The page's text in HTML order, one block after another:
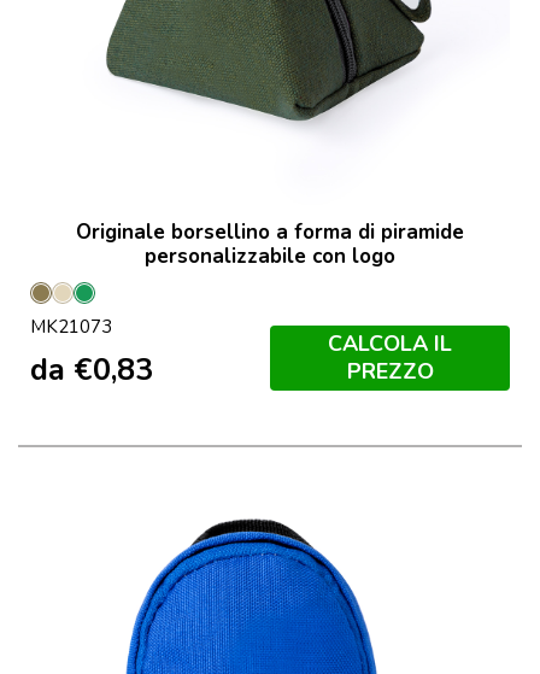
Originale borsellino a forma di piramide
personalizzabile con logo
KakiNaturale
Verde
MK21073
da €0,83
CALCOLA IL
PREZZO